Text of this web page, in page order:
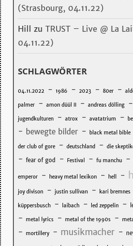
(Strasbourg, 04.11.22)
Hill zu TRUST – Live @ La
04.11.22)
SCHLAGWÖRTER
04.11.2022 - 1986 - 2023 - 80er -
palmer - amon düül II - andreas dölling -
jugendkulturen - atrox - avatatrium -
- bewegte bilder - black metal bible
der club of gore - deutschland - die
- fear of god - Festival - fu manchu -
emperor - heavy metal lexikon - hell -
joy divison - justin sullivan - kari bremnes
küppersbusch - laibach - led zeppelin -
- metal lyrics - metal of the 1990s -
- mortillery - musikmacher -